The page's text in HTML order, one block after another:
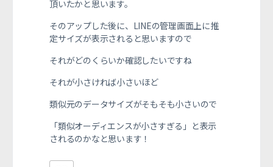
頂いたかと思います。
そのアップした後に、LINEの管理画面上に推
定サイズが表示されると思いますので
それがどのくらいか確認したいですね
それが小さければ小さいほど
類似元のデータサイズがそもそも小さいので
「類似オーディエンスが小さすぎる」と表示
されるのかなと思います！